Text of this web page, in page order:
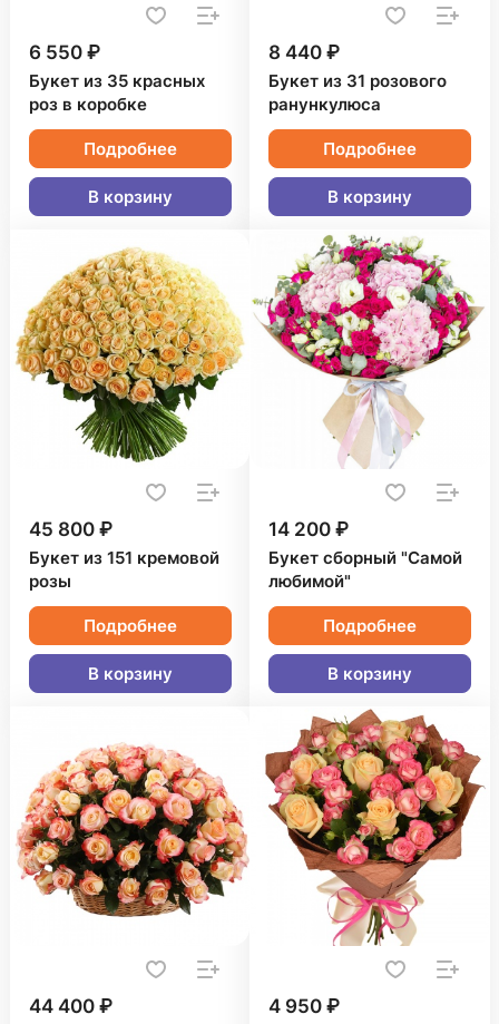
6 550 ₽
Букет из 35 красных
роз в коробке
Подробнее
В корзину
8 440 ₽
Букет из 31 розового
ранункулюса
Подробнее
В корзину
45 800 ₽
Букет из 151 кремовой
розы
Подробнее
В корзину
14 200 ₽
Букет сборный "Самой
любимой"
Подробнее
В корзину
44 400 ₽ 4 950 ₽